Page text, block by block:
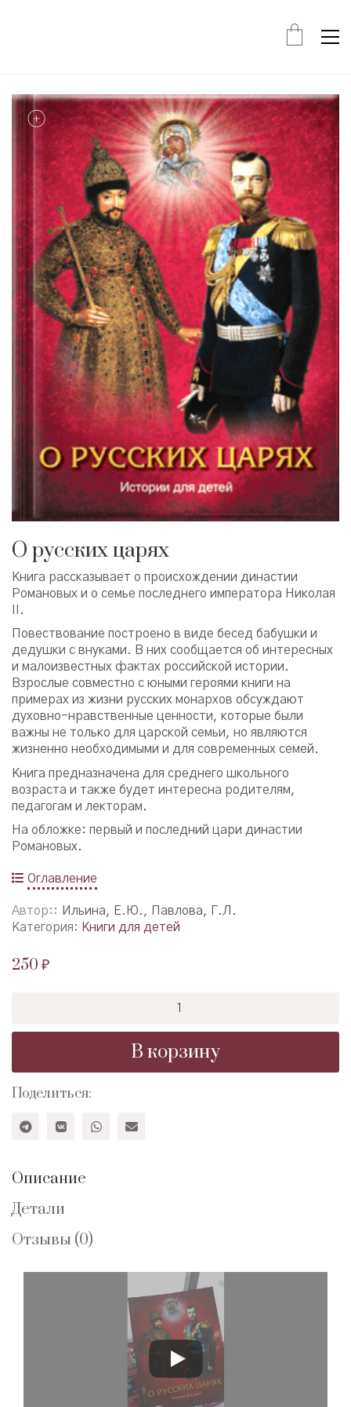
О русских царях
Книга рассказывает о происхождении династии
Романовых и о семье последнего императора Николая
II.
Повествование построено в виде бесед бабушки и
дедушки с внуками. В них сообщается об интересных
и малоизвестных фактах российской истории.
Взрослые совместно с юными героями книги на
примерах из жизни русских монархов обсуждают
духовно-нравственные ценности, которые были
важны не только для царской семьи, но являются
жизненно необходимыми и для современных семей.
Книга предназначена для среднего школьного
возраста и также будет интересна родителям,
педагогам и лекторам.
На обложке: первый и последний цари династии
Романовых.
Оглавление
Автор:
Ильина, Е.Ю., Павлова, Г.Л.
Категория: Книги для детей
250 ₽
О
В корзину
Поделиться:
Описание
Детали
Отзывы (0)